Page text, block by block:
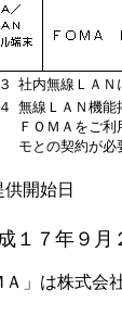
社内無線ＬＡＮ
無線ＬＡＮ機能
ＦＯＭＡをご
モとの契約が必
供開始日
１７年９月
Ａ」は株式